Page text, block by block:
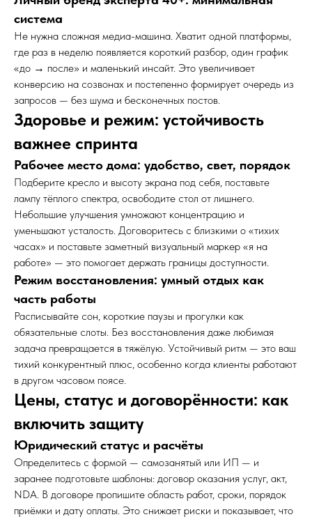
система
Не нужна сложная медиа-машина. Хватит одной платформы,
где раз в неделю появляется короткий разбор, один график
«до → после» и маленький инсайт. Это увеличивает
конверсию на созвонах и постепенно формирует очередь из
запросов — без шума и бесконечных постов.
Здоровье и режим: устойчивость
важнее спринта
Рабочее место дома: удобство, свет, порядок
Подберите кресло и высоту экрана под себя, поставьте
лампу тёплого спектра, освободите стол от лишнего.
Небольшие улучшения умножают концентрацию и
уменьшают усталость. Договоритесь с близкими о «тихих
часах» и поставьте заметный визуальный маркер «я на
работе» — это помогает держать границы доступности.
Режим восстановления: умный отдых как
часть работы
Расписывайте сон, короткие паузы и прогулки как
обязательные слоты. Без восстановления даже любимая
задача превращается в тяжёлую. Устойчивый ритм — это ваш
тихий конкурентный плюс, особенно когда клиенты работают
в другом часовом поясе.
Цены, статус и договорённости: как
включить защиту
Юридический статус и расчёты
Определитесь с формой — самозанятый или ИП — и
заранее подготовьте шаблоны: договор оказания услуг, акт,
NDA. В договоре пропишите область работ, сроки, порядок
приёмки и дату оплаты. Это снижает риски и показывает, что